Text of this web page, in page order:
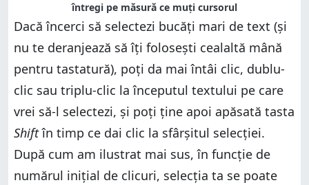
întregi pe măsură ce muți cursorul
Dacă încerci să selectezi bucăți mari de text (și
nu te deranjează să îți folosești cealaltă mână
pentru tastatură), poți da mai întâi clic, dublu-
clic sau triplu-clic la începutul textului pe care
vrei să-l selectezi, și poți ține apoi apăsată tasta
Shiftîn timp ce dai clic la sfârșitul selecției.
După cum am ilustrat mai sus, în funcție de
numărul inițial de clicuri, selecția ta se poate